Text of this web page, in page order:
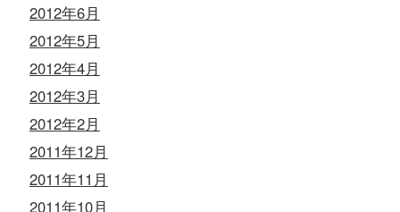
2012年6月
2012年5月
2012年4月
2012年3月
2012年2月
2011年12月
2011年11月
2011年10月